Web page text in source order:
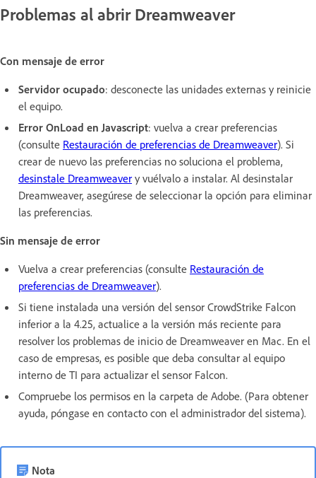
Problemas al abrir Dreamweaver
Con mensaje de error
Servidor ocupado: desconecte las unidades externas y reinicie
el equipo.
Error OnLoad en Javascript: vuelva a crear preferencias
(consulte Restauración de preferencias de Dreamweaver). Si
crear de nuevo las preferencias no soluciona el problema,
desinstale Dreamweaver y vuélvalo a instalar. Al desinstalar
Dreamweaver, asegúrese de seleccionar la opción para eliminar
las preferencias.
Sin mensaje de error
Vuelva a crear preferencias (consulte Restauración de
preferencias de Dreamweaver).
Si tiene instalada una versión del sensor CrowdStrike Falcon
inferior a la 4.25, actualice a la versión más reciente para
resolver los problemas de inicio de Dreamweaver en Mac. En el
caso de empresas, es posible que deba consultar al equipo
interno de TI para actualizar el sensor Falcon.
Compruebe los permisos en la carpeta de Adobe. (Para obtener
ayuda, póngase en contacto con el administrador del sistema).
Nota